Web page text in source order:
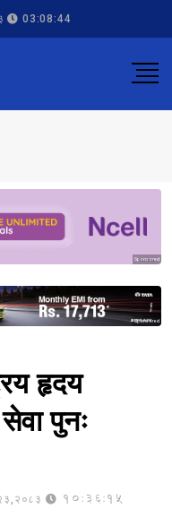
03:08:44
Sponsored
Sponsored
हृदय
पुनः
10:36:15